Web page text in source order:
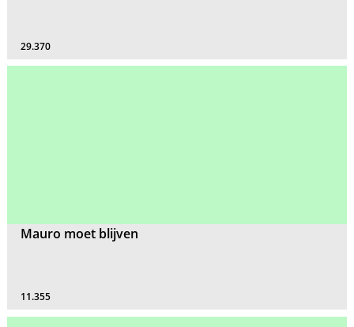
29.370
Mauro moet blijven
11.355